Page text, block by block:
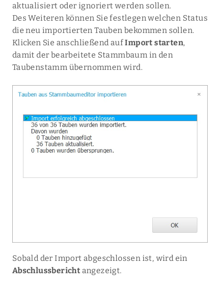
aktualisiert oder ignoriert werden sollen.
Des Weiteren können Sie festlegen welchen Status
die neu importierten Tauben bekommen sollen.
Klicken Sie anschließend aufImport starten,
damit der bearbeitete Stammbaum in den
Taubenstamm übernommen wird.
Sobald der Import abgeschlossen ist, wird ein
Abschlussbericht angezeigt.